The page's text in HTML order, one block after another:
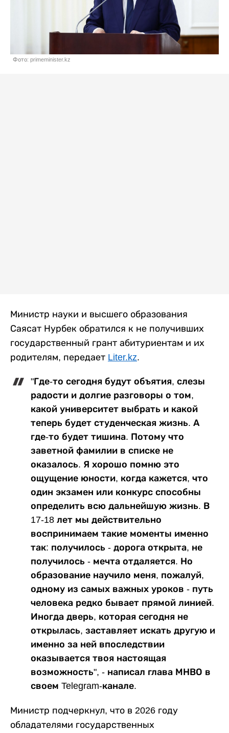
Фото: primeminister.kz
Министр науки и высшего образования
Саясат Нурбек обратился к не получивших
государственный грант абитуриентам и их
родителям, передает Liter.kz.
"Где-то сегодня будут объятия, слезы
радости и долгие разговоры о том,
какой университет выбрать и какой
теперь будет студенческая жизнь. А
где-то будет тишина. Потому что
заветной фамилии в списке не
оказалось. Я хорошо помню это
ощущение юности, когда кажется, что
один экзамен или конкурс способны
определить всю дальнейшую жизнь. В
17-18 лет мы действительно
воспринимаем такие моменты именно
так: получилось - дорога открыта, не
получилось - мечта отдаляется. Но
образование научило меня, пожалуй,
одному из самых важных уроков - путь
человека редко бывает прямой линией.
Иногда дверь, которая сегодня не
открылась, заставляет искать другую и
именно за ней впоследствии
оказывается твоя настоящая
возможность", - написал глава МНВО в
своем Telegram-канале.
Министр подчеркнул, что в 2026 году
обладателями государственных